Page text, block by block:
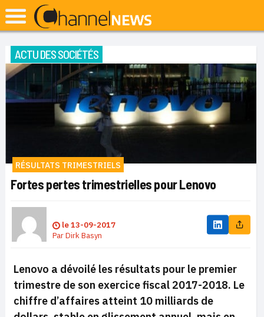
ACTU DES SOCIÉTÉS
RÉSULTATS TRIMESTRIELS
Fortes pertes trimestrielles pour Lenovo
le13-09-2017
ParDirk Basyn
Lenovo a dévoilé les résultats pour le premier
trimestre de son exercice fiscal 2017-2018. Le
chiffre d’affaires atteint 10 milliards de